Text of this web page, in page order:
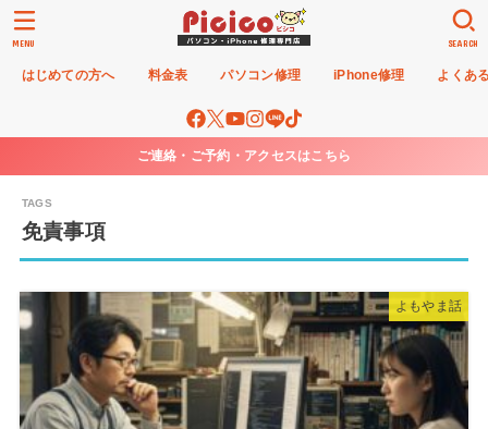
はじめての方へ 料金表 パソコン修理 iPhone修理 よくあ
SEARCH
MENU
ご連絡・ご予約・アクセスはこちら
免責事項
よもやま話